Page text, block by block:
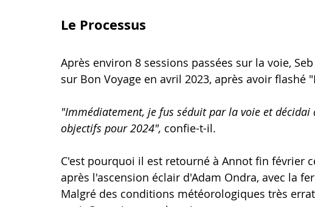
Le Processus
Après environ 8 sessions passées sur la voie,
sur Bon Voyage en avril 2023, après avoir flashé
"Immédiatement, je fus séduit par la voie et
objectifs pour 2024", confie-t-il.
C'est pourquoi il est retourné à Annot fin février
après l'ascension éclair d'Adam Ondra, avec la
Malgré des conditions météorologiques très